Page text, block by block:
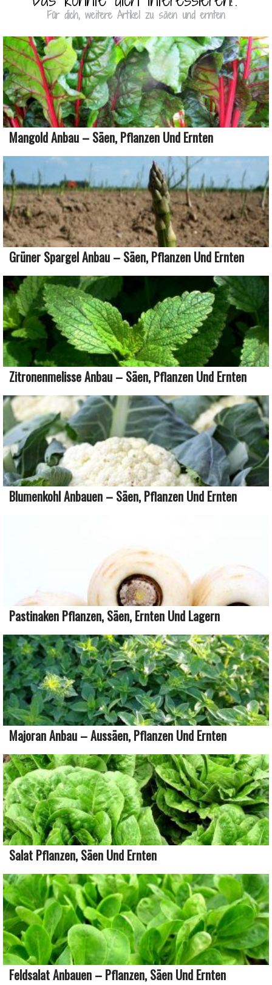
Für dich, weitere Artikel zu säen und ernten
Mangold Anbau – Säen, Pflanzen Und Ernten
Grüner Spargel Anbau – Säen, Pflanzen Und Ernten
Zitronenmelisse Anbau – Säen, Pflanzen Und Ernten
Blumenkohl Anbauen – Säen, Pflanzen Und Ernten
Pastinaken Pflanzen, Säen, Ernten Und Lagern
Majoran Anbau – Aussäen, Pflanzen Und Ernten
Salat Pflanzen, Säen Und Ernten
Feldsalat Anbauen – Pflanzen, Säen Und Ernten